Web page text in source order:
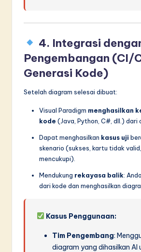
4. Integrasi
Pengembangan (CI/
Generasi Kode)
Setelah diagram selesai dibuat:
Visual Paradigm menghasilkan
kode (Java, Python, C#, dll.) dari
Dapat menghasilkan kasus uji
skenario (sukses, kartu tidak
mencukupi).
Mendukung rekayasa balik:
dari kode dan menghasilkan
Kasus Penggunaan:
Tim Pengembang:
diagram yang dihasilkan AI